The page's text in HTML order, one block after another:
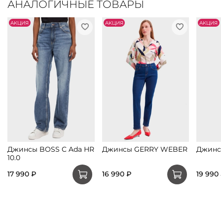
АНАЛОГИЧНЫЕ ТОВАРЫ
АKЦИЯ
Джинсы BOSS C Ada HR
10.0
17 990 ₽
АKЦИЯ
Джинсы GERRY WEBER
16 990 ₽
АKЦИЯ
19